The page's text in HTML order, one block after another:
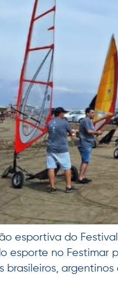
esportiva do
esporte no Festimar
brasileiros,